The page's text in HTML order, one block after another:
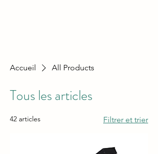
Accueil All Products
Tous les articles
42 articles Filtrer et trier